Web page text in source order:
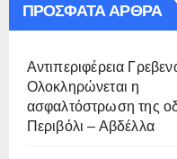
ΠΡΌΣΦΑΤΑ ΆΡΘΡΑ
Αντιπεριφέρεια
Ολοκληρώνεται η
ασφαλτόστρωση της
Περιβόλι – Αβδέλλα